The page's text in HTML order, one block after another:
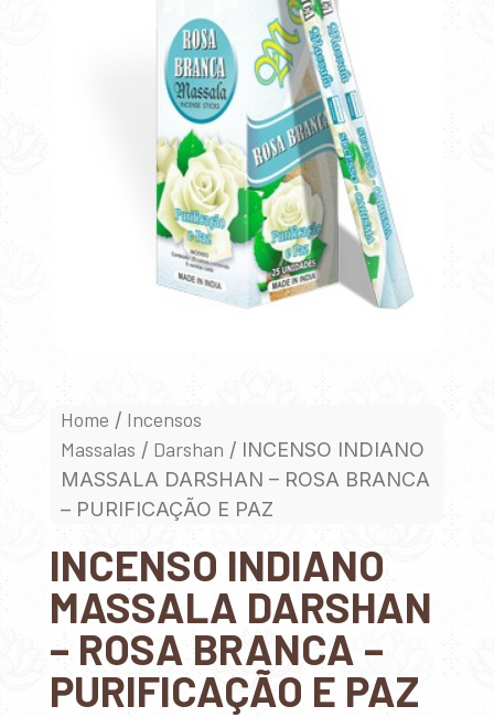
Home / Incensos
Massalas / Darshan / INCENSO INDIANO
MASSALA DARSHAN – ROSA BRANCA
– PURIFICAÇÃO E PAZ
INCENSO INDIANO
MASSALA DARSHAN
– ROSA BRANCA –
PURIFICAÇÃO E PAZ